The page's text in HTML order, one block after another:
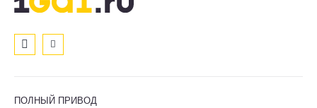
ПОЛНЫЙ ПРИВОД